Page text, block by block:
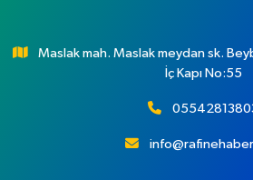
Maslak mah. Maslak meydan sk.
İç Kapı No:55